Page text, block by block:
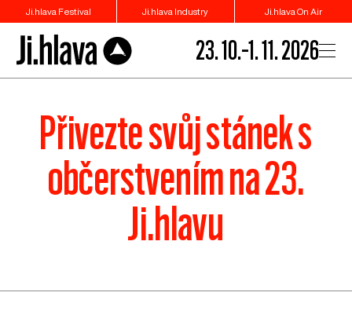
Ji.hlava Festival Ji.hlava Industry Ji.hlava On Air
23. 10.–1. 11. 2026
Přivezte svůj stánek s
občerstvením na 23.
Ji.hlavu